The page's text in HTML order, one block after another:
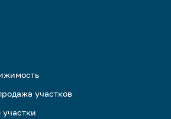
участков